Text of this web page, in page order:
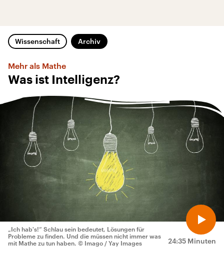
Wissenschaft Archiv
Mehr als Mathe
Was ist Intelligenz?
24:35 Minuten
„Ich hab's!“ Schlau sein bedeutet, Lösungen für
Probleme zu finden. Und die müssen nicht immer was
mit Mathe zu tun haben. © Imago / Yay Images